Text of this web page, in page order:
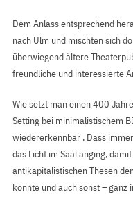
Dem Anlass entsprechend
nach Ulm und mischten sich
überwiegend ältere
freundliche und interessierte
Wie setzt man einen 400
Setting bei minimalistischem
wiedererkennbar . Dass
das Licht im Saal anging,
antikapitalistischen Thesen
konnte und auch sonst – ganz